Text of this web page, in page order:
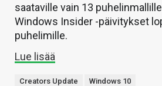
saataville vain 13
Windows Insider -päivitykset
puhelimille.
Lue lisää
Creators Update Windows 10